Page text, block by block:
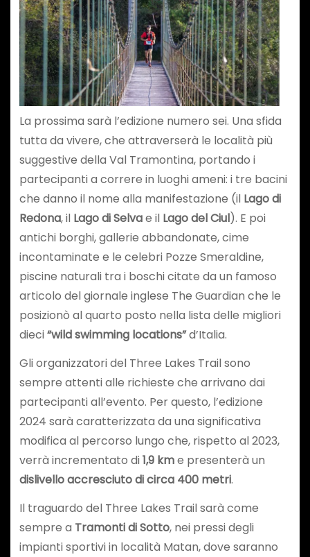
La prossima sarà l’edizione numero sei. Una sfida
tutta da vivere, che attraverserà le località più
suggestive della Val Tramontina, portando i
partecipanti a correre in luoghi ameni: i tre bacini
che danno il nome alla manifestazione (il Lago di
Redona, il Lago di Selvae il Lago del Ciul). E poi
antichi borghi, gallerie abbandonate, cime
incontaminate e le celebri Pozze Smeraldine,
piscine naturali tra i boschi citate da un famoso
articolo del giornale inglese The Guardian che le
posizionò al quarto posto nella lista delle migliori
dieci“wild swimming locations”d’Italia.
Gli organizzatori del Three Lakes Trail sono
sempre attenti alle richieste che arrivano dai
partecipanti all’evento. Per questo, l’edizione
2024 sarà caratterizzata da una significativa
modifica al percorso lungo che, rispetto al 2023,
verrà incrementato di1,9 kme presenterà un
dislivello accresciuto di circa 400 metri.
Il traguardo del Three Lakes Trail sarà come
sempre a Tramonti di Sotto, nei pressi degli
impianti sportivi in località Matan, dove saranno